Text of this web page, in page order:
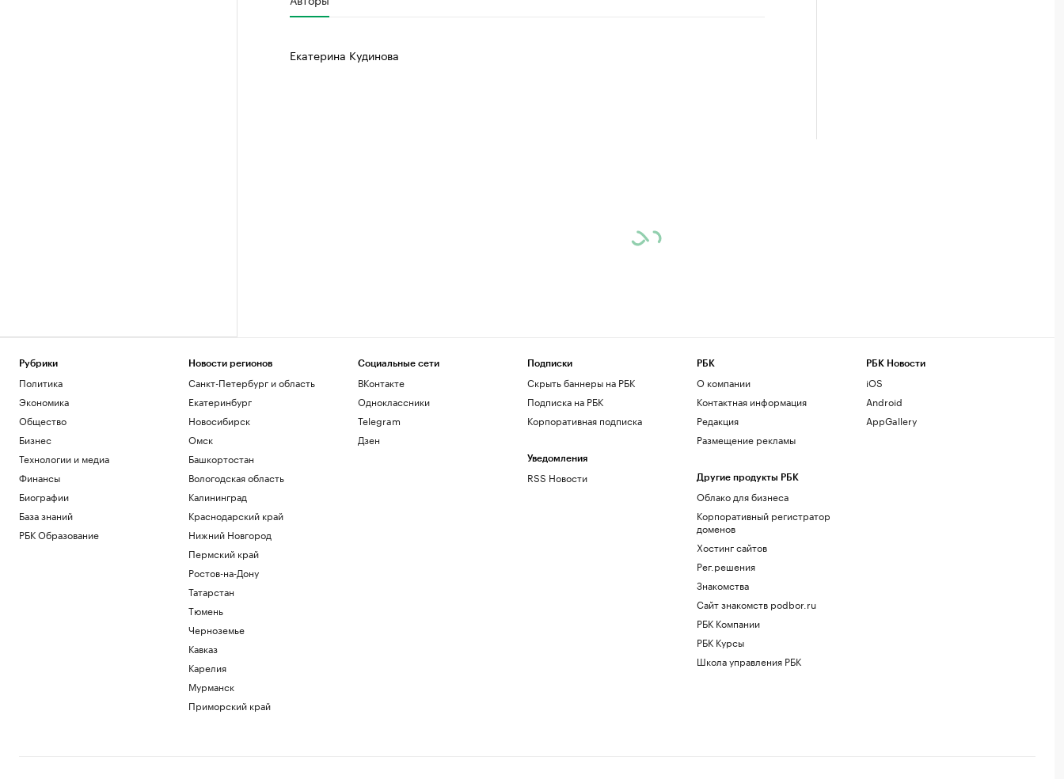
Екатерина Кудинова
Рубрики
Политика
Экономика
Общество
Бизнес
Технологии и медиа
Финансы
Биографии
База знаний
РБК Образование
Новости регионов
Санкт-Петербург и область
Екатеринбург
Новосибирск
Омск
Башкортостан
Вологодская область
Калининград
Краснодарский край
Нижний Новгород
Пермский край
Ростов-на-Дону
Татарстан
Тюмень
Черноземье
Кавказ
Карелия
Мурманск
Приморский край
Социальные сети
ВКонтакте
Одноклассники
Telegram
Дзен
Подписки
Скрыть баннеры на РБК
Подписка на РБК
Корпоративная подписка
Уведомления
RSS Новости
РБК
О компании
Контактная информация
Редакция
Размещение рекламы
Другие продукты РБК
Облако для бизнеса
Корпоративный регистратор
доменов
Хостинг сайтов
Рег.решения
Знакомства
Сайт знакомств podbor.ru
РБК Компании
РБК Курсы
Школа управления РБК
РБК Новости
iOS
Android
AppGallery